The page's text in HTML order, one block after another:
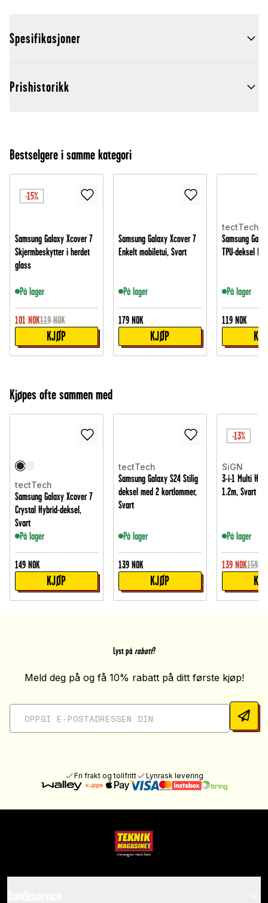
Spesifikasjoner
Prishistorikk
Bestselgere i samme kategori
-15%
Samsung Galaxy Xcover 7
Skjermbeskytter i herdet
glass
På lager
101 NOK119 NOK
KJØP
Samsung Galaxy Xcover 7
Enkelt mobiletui, Svart
På lager
179 NOK
KJØP
tectTech
Samsung
TPU-deksel
På lager
119 NOK
Kjøpes ofte sammen med
tectTech
Samsung Galaxy Xcover 7
Crystal Hybrid-deksel,
Svart
På lager
149 NOK
KJØP
tectTech
Samsung Galaxy S24 Stilig
deksel med 2 kortlommer,
Svart
På lager
139 NOK
KJØP
-13%
SiGN
3-i-1 Multi
1.2m, Svart
På lager
139 NOK159
Lyst på rabatt?
Meld deg på og få 10% rabatt på ditt første kjøp!
Fri frakt og tollfritt Lynrask levering